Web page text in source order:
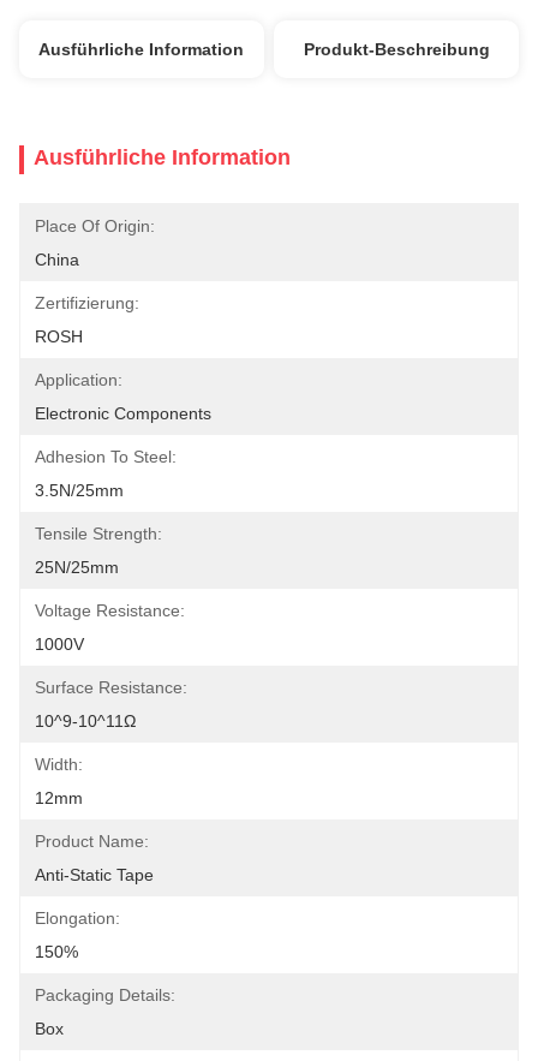
Ausführliche Information Produkt-Beschreibung
Ausführliche Information
Place Of Origin:
China
Zertifizierung:
ROSH
Application:
Electronic Components
Adhesion To Steel:
3.5N/25mm
Tensile Strength:
25N/25mm
Voltage Resistance:
1000V
Surface Resistance:
10^9-10^11Ω
Width:
12mm
Product Name:
Anti-Static Tape
Elongation:
150%
Packaging Details:
Box